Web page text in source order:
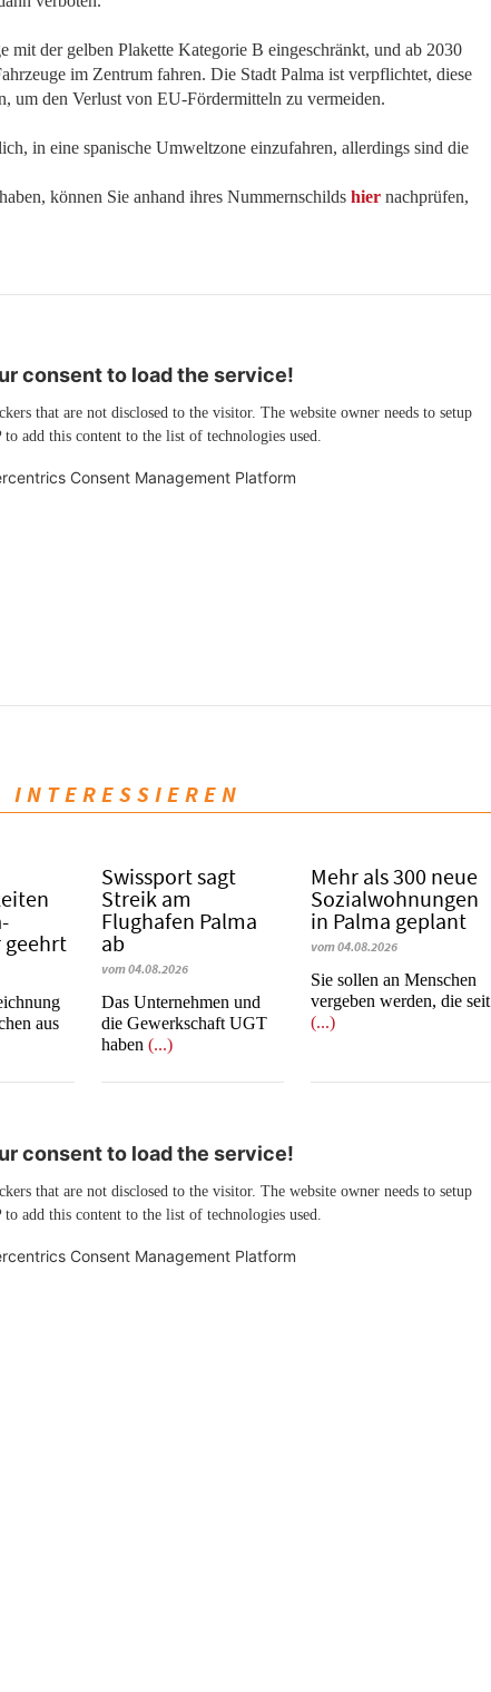
der gelben Plakette Kategorie B eingeschränkt, und ab 2030
im Zentrum fahren. Die Stadt Palma ist verpflichtet, diese
um den Verlust von EU-Fördermitteln zu vermeiden.
in eine spanische Umweltzone einzufahren, allerdings sind die
können Sie anhand ihres Nummernschilds hiernachprüfen,
consent to load the service!
that are not disclosed to the visitor. The website owner needs to setup
add this content to the list of technologies used.
Consent Management Platform
INTERESSIEREN
geehrt
aus
Swissport sagt
Streik am
Flughafen Palma
ab
vom 04.08.2026
Das Unternehmen und
die Gewerkschaft UGT
haben(...)
Mehr als 300 neue
Sozialwohnungen
in Palma geplant
vom 04.08.2026
Sie sollen an Menschen
vergeben werden, die seit
(...)
consent to load the service!
that are not disclosed to the visitor. The website owner needs to setup
add this content to the list of technologies used.
Consent Management Platform